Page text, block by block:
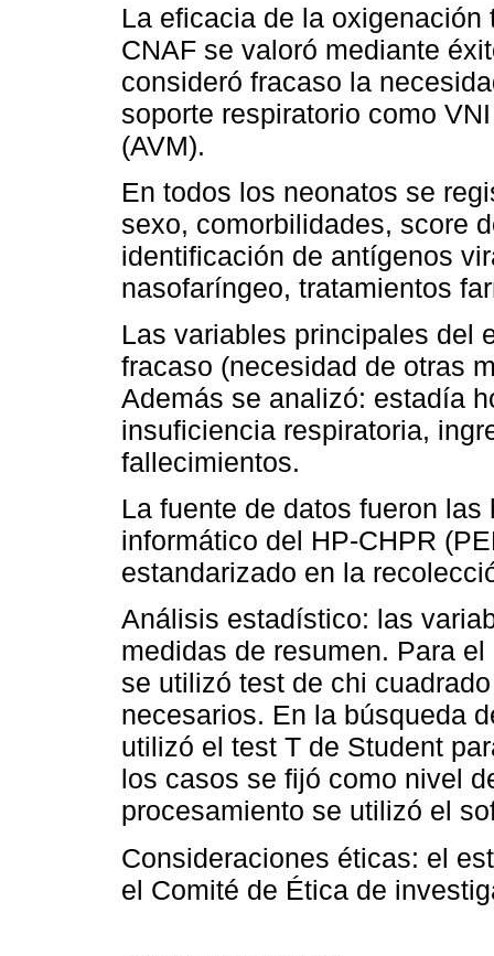
La eficacia de la
CNAF se valoró mediante
consideró fracaso la
soporte respiratorio como
(AVM).
En todos los neonatos se
sexo, comorbilidades, score
identificación de antígenos
nasofaríngeo, tratamientos
Las variables principales del
fracaso (necesidad de otras
Además se analizó: estadía
insuficiencia respiratoria,
fallecimientos.
La fuente de datos fueron
informático del HP-CHPR
estandarizado en la
Análisis estadístico: las
medidas de resumen. Para
se utilizó test de chi
necesarios. En la búsqueda
utilizó el test T de Student
los casos se fijó como nivel
procesamiento se utilizó el
Consideraciones éticas: el
el Comité de Ética de